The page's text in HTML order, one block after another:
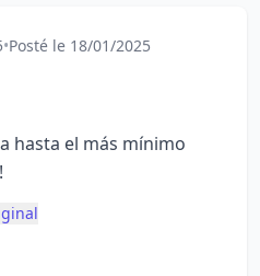
•Posté le 18/01/2025
hasta el más mínimo